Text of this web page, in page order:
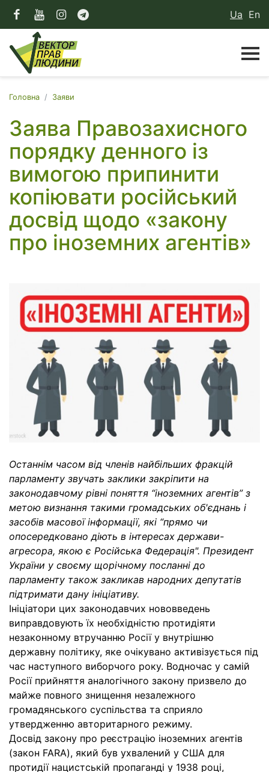
Ua En
Головна Заяви
Заява Правозахисного
порядку денного із
вимогою припинити
копіювати російський
досвід щодо «закону
про іноземних агентів»
Останнім часом від членів найбільших фракцій
парламенту звучать заклики закріпити на
законодавчому рівні поняття “іноземних агентів” з
метою визнання такими громадських об'єднань і
засобів масової інформації, які “прямо чи
опосередковано діють в інтересах держави-
агресора, якою є Російська Федерація". Президент
України у своєму щорічному посланні до
парламенту також закликав народних депутатів
підтримати дану ініціативу.
Ініціатори цих законодавчих нововведень
виправдовують їх необхідністю протидіяти
незаконному втручанню Росії у внутрішню
державну політику, яке очікувано активізується під
час наступного виборчого року. Водночас у самій
Росії прийняття аналогічного закону призвело до
майже повного знищення незалежного
громадянського суспільства та сприяло
утвердженню авторитарного режиму.
Досвід закону про реєстрацію іноземних агентів
(закон FARA), який був ухвалений у США для
протидії нацистській пропаганді у 1938 році,